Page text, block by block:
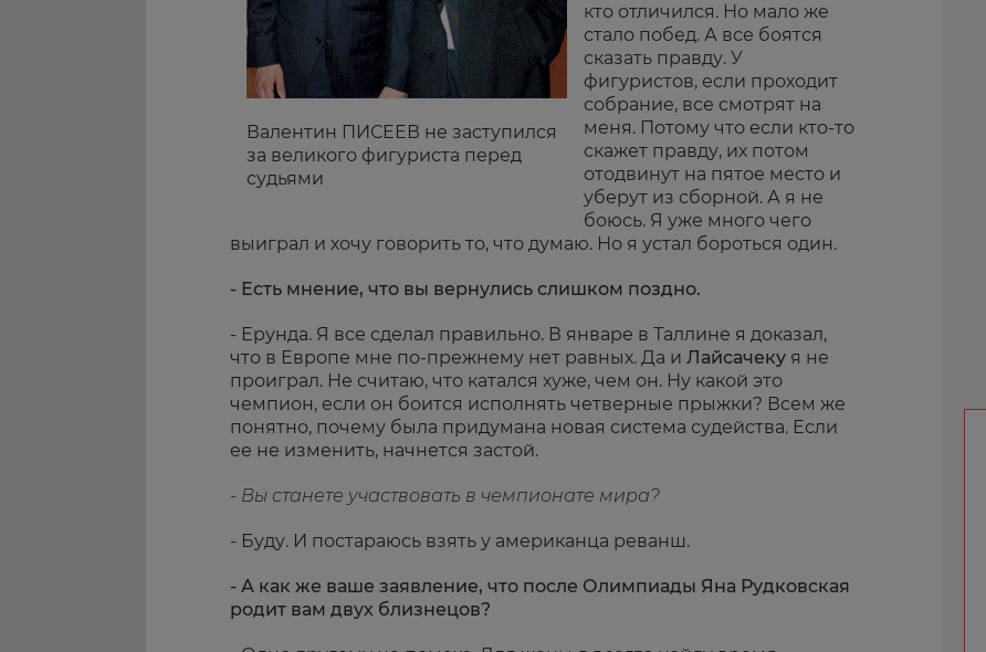
Валентин ПИСЕЕВ не заступился
за великого фигуриста перед
судьями
кто отличился. Но мало же
стало побед. А все боятся
сказать правду. У
фигуристов, если проходит
собрание, все смотрят на
меня. Потому что если кто-то
скажет правду, их потом
отодвинут на пятое место и
уберут из сборной. А я не
боюсь. Я уже много чего
выиграл и хочу говорить то, что думаю. Но я устал бороться один.
- Есть мнение, что вы вернулись слишком поздно.
- Ерунда. Я все сделал правильно. В январе в Таллине я доказал,
что в Европе мне по-прежнему нет равных. Да и Лайсачеку я не
проиграл. Не считаю, что катался хуже, чем он. Ну какой это
чемпион, если он боится исполнять четверные прыжки? Всем же
понятно, почему была придумана новая система судейства. Если
ее не изменить, начнется застой.
- Вы станете участвовать в чемпионате мира?
- Буду. И постараюсь взять у американца реванш.
- А как же ваше заявление, что после Олимпиады Яна Рудковская
родит вам двух близнецов?